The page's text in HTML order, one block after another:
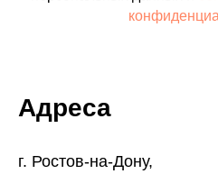
Адреса
г. Ростов-на-Дону,